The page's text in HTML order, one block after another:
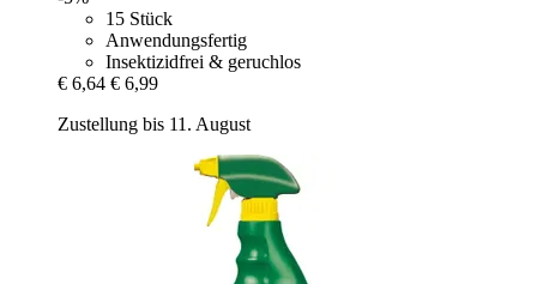
15 Stück
Anwendungsfertig
Insektizidfrei & geruchlos
€ 6,64 € 6,99
Zustellung bis 11. August